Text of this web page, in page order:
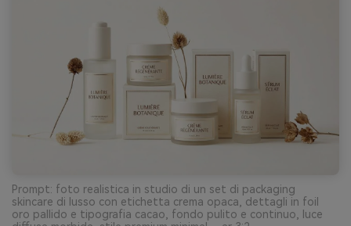
Prompt: foto realistica in studio di un set di packaging
skincare di lusso con etichetta crema opaca, dettagli in foil
oro pallido e tipografia cacao, fondo pulito e continuo, luce